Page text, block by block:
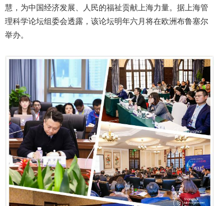
慧，为中国经济发展、人民的福祉贡献上海力量。据上海管
理科学论坛组委会透露，该论坛明年六月将在欧洲布鲁塞尔
举办。